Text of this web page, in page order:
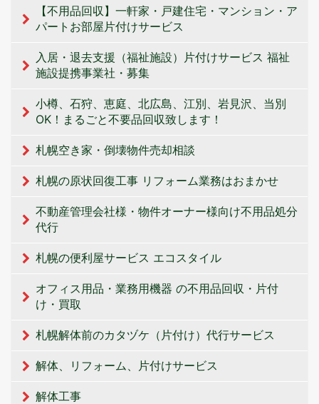
【不用品回収】一軒家・戸建住宅・マンション・ア
パートお部屋片付けサービス
入居・退去支援（福祉施設）片付けサービス 福祉
施設提携事業社・募集
小樽、石狩、恵庭、北広島、江別、岩見沢、当別
OK！まるごと不要品回収致します！
札幌空き家・倒壊物件売却相談
札幌の原状回復工事 リフォーム業務はおまかせ
不動産管理会社様・物件オーナー様向け不用品処分
代行
札幌の便利屋サービス エコスタイル
オフィス用品・業務用機器 の不用品回収・片付
け・買取
札幌解体前のカタヅケ（片付け）代行サービス
解体、リフォーム、片付けサービス
解体工事